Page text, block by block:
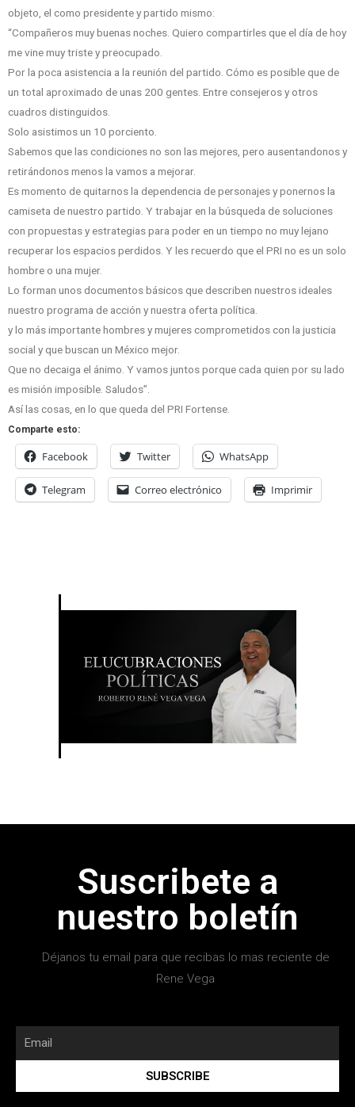
objeto, el como presidente y partido mismo:
“Compañeros muy buenas noches. Quiero compartirles que el día de hoy
me vine muy triste y preocupado.
Por la poca asistencia a la reunión del partido. Cómo es posible que de
un total aproximado de unas 200 gentes. Entre consejeros y otros
cuadros distinguidos.
Solo asistimos un 10 porciento.
Sabemos que las condiciones no son las mejores, pero ausentandonos y
retirándonos menos la vamos a mejorar.
Es momento de quitarnos la dependencia de personajes y ponernos la
camiseta de nuestro partido. Y trabajar en la búsqueda de soluciones
con propuestas y estrategias para poder en un tiempo no muy lejano
recuperar los espacios perdidos. Y les recuerdo que el PRI no es un solo
hombre o una mujer.
Lo forman unos documentos básicos que describen nuestros ideales
nuestro programa de acción y nuestra oferta política.
y lo más importante hombres y mujeres comprometidos con la justicia
social y que buscan un México mejor.
Que no decaiga el ánimo. Y vamos juntos porque cada quien por su lado
es misión imposible. Saludos”.
Así las cosas, en lo que queda del PRI Fortense.
Comparte esto:
Facebook Twitter WhatsApp
Telegram Correo electrónico Imprimir
Suscribete a
nuestro boletín
Déjanos tu email para que recibas lo mas reciente de
Rene Vega
SUBSCRIBE